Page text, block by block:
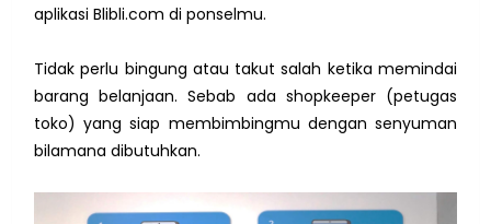
aplikasi Blibli.com di ponselmu.
Tidak perlu bingung atau takut salah ketika memindai
barang belanjaan. Sebab ada shopkeeper (petugas
toko) yang siap membimbingmu dengan senyuman
bilamana dibutuhkan.